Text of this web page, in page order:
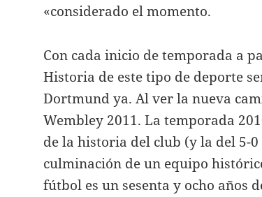
«considerado el momento.
Con cada inicio de temporada a
Historia de este tipo de deporte
Dortmund ya. Al ver la nueva
Wembley 2011. La temporada
de la historia del club (y la del 5-
culminación de un equipo
fútbol es un sesenta y ocho años